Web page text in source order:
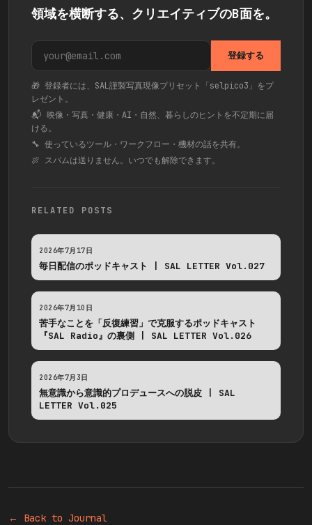
領域を横断する、クリエイティブのB面を。
登録する
🎁 登録者には、SAL謹製写真現像プリセット「selpico3」をプ
レゼント。
📬 映像・写真・健康・AI・自然、暮らしのヒントを不定期に届
ける。
🔧 使っているツール・ワークフロー・機材の話を共有。
🍖 スパムは送りません。いつでも解除できます。
RELATED POSTS
2026年7月17日
毎日配信のポッドキャスト | SAL LETTER Vol.027
2026年7月10日
苦手なことを「反復練習」で克服するポッドキャスト
『SAL Radio』の裏側 | SAL LETTER Vol.026
2026年7月3日
無意識から意識的プロデュースへの脱皮 | SAL
LETTER Vol.025
← Back to Journal